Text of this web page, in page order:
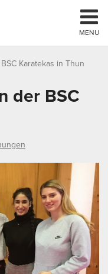
MENU
Karatekas in Thun
der BSC